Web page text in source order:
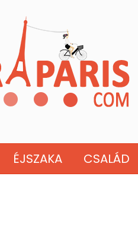
ÉJSZAKA CSALÁD